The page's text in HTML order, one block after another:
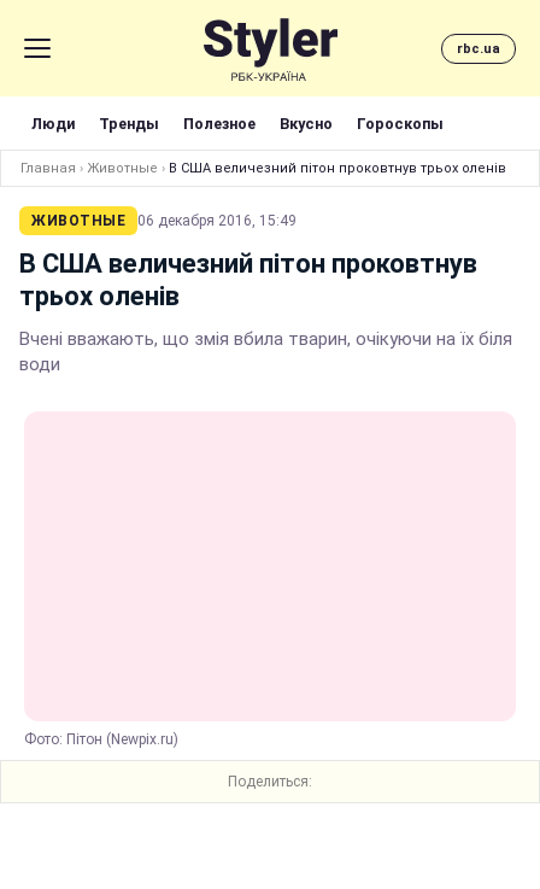
rbc.ua
Люди Тренды Полезное Вкусно Гороскопы
Главная › Животные › В США величезний пітон проковтнув трьох оленів
ЖИВОТНЫЕ 06 декабря 2016, 15:49
В США величезний пітон проковтнув
трьох оленів
Вчені вважають, що змія вбила тварин, очікуючи на їх біля
води
Фото: Пітон (Newpix.ru)
Поделиться: